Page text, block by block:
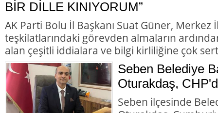
BİR DİLLE KINIYORUM”
AK Parti Bolu İl Başkanı Suat Güner,
teşkilatlarındaki görevden almaların
alan çeşitli iddialara ve bilgi kirliliğine çok
Seben Belediye
Oturakdaş,
Seben ilçesinde